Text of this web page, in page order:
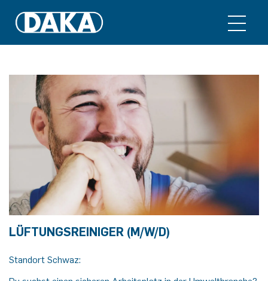
LÜFTUNGSREINIGER (M/W/D)
Standort Schwaz: